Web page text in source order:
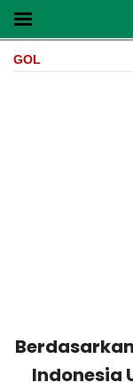
GOL
Indonesia